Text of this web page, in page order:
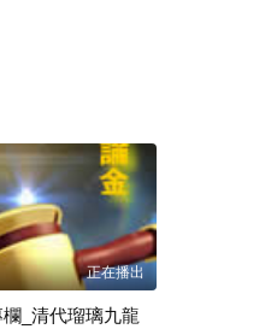
正在播出
_清代瑠璃九龍